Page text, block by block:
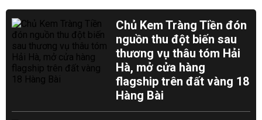
Chủ Kem Tràng Tiền đón
nguồn thu đột biến sau
thương vụ thâu tóm Hải
Hà, mở cửa hàng
flagship trên đất vàng 18
Hàng Bài